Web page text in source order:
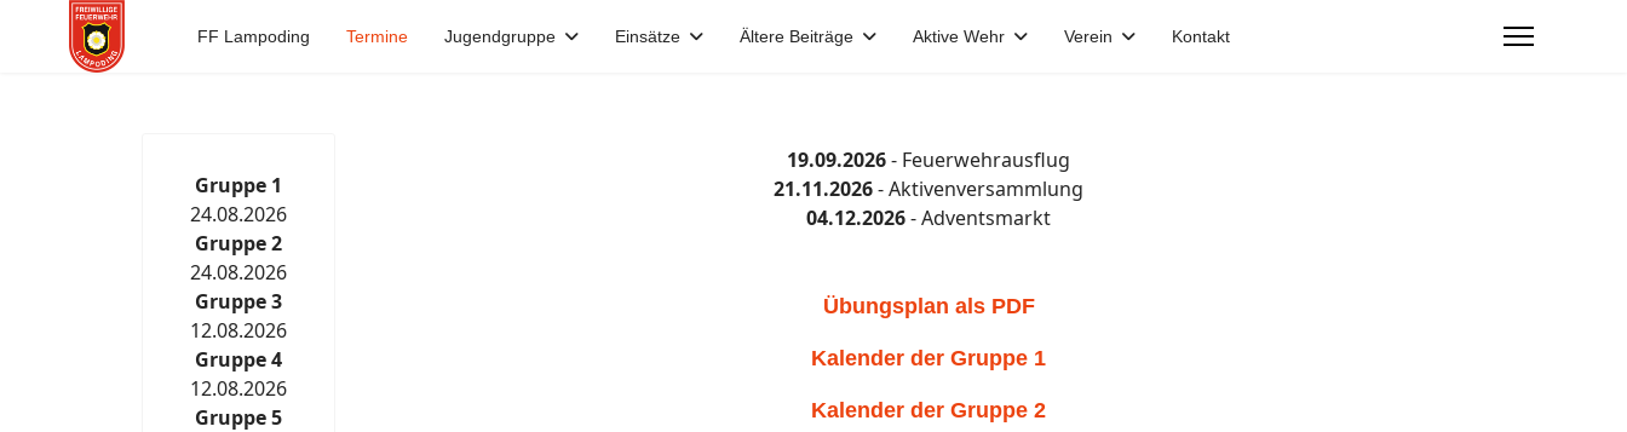
FF Lampoding Termine Jugendgruppe Einsätze Ältere Beiträge Aktive Wehr Verein Kontakt
Gruppe 1
24.08.2026
Gruppe 2
24.08.2026
Gruppe 3
12.08.2026
Gruppe 4
12.08.2026
Gruppe 5
19.09.2026- Feuerwehrausflug
21.11.2026- Aktivenversammlung
04.12.2026- Adventsmarkt
Übungsplan als PDF
Kalender der Gruppe 1
Kalender der Gruppe 2